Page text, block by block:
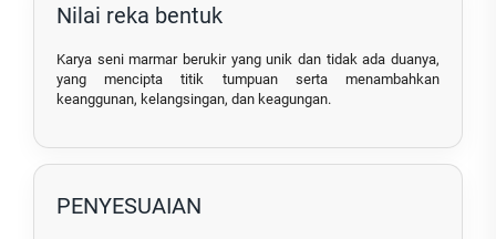
Nilai reka bentuk
Karya seni marmar berukir yang unik dan tidak ada duanya,
yang mencipta titik tumpuan serta menambahkan
keanggunan, kelangsingan, dan keagungan.
PENYESUAIAN